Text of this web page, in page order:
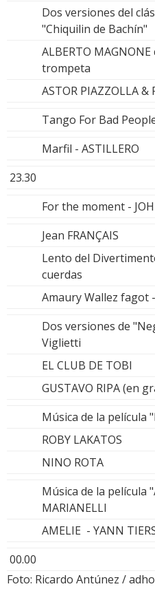
Dos versiones del
"Chiquilin de Bachín"
ALBERTO
trompeta
ASTOR PIAZZOLLA &
Tango For Bad
Marfil - ASTILLERO
23.30
For the moment -
Jean FRANÇAIS
Lento del
cuerdas
Amaury Wallez fagot
Dos versiones de
Viglietti
EL CLUB DE TOBI
GUSTAVO RIPA (en
Música de la película
ROBY LAKATOS
NINO ROTA
Música de la película
MARIANELLI
AMELIE - YANN
00.00
Foto: Ricardo Antúnez /